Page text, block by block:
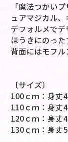
「魔法つかい
ュアマジカル
デフォルメでデ
ほうきにのった
背面にはモフル
〔サイズ〕
100ｃｍ：身
110ｃｍ：身
120ｃｍ：身
130ｃｍ：身